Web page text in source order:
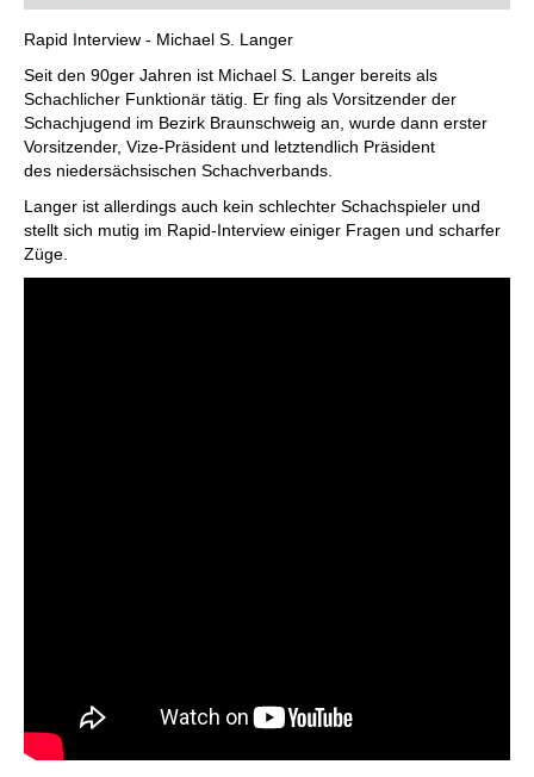
individueller als je zuvor.
Rapid Interview - Michael S. Langer
Seit den 90ger Jahren ist Michael S. Langer bereits als
Schachlicher Funktionär tätig. Er fing als Vorsitzender der
Schachjugend im Bezirk Braunschweig an, wurde dann erster
Vorsitzender, Vize-Präsident und letztendlich Präsident
des niedersächsischen Schachverbands.
Langer ist allerdings auch kein schlechter Schachspieler und
stellt sich mutig im Rapid-Interview einiger Fragen und scharfer
Züge.